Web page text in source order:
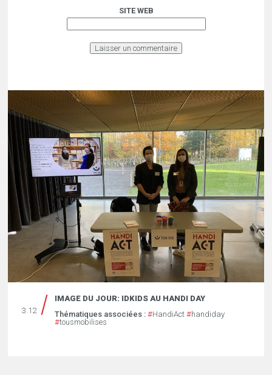
3.12
IMAGE DU JOUR: IDKIDS AU HANDI DAY
Thématiques associées : #HandiAct #handiday
#tousmobilises
SITE WEB